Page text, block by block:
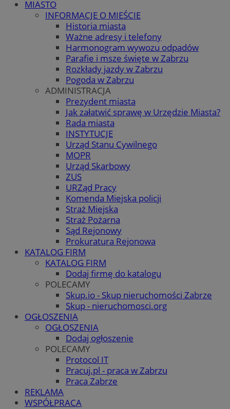
MIASTO
INFORMACJE O MIEŚCIE
Historia miasta
Ważne adresy i telefony
Harmonogram wywozu odpadów
Parafie i msze święte w Zabrzu
Rozkłady jazdy w Zabrzu
Pogoda w Zabrzu
ADMINISTRACJA
Prezydent miasta
Jak załatwić sprawę w Urzędzie Miasta?
Rada miasta
INSTYTUCJE
Urząd Stanu Cywilnego
MOPR
Urząd Skarbowy
ZUS
URZąd Pracy
Komenda Miejska policji
Straż Miejska
Straż Pożarna
Sąd Rejonowy
Prokuratura Rejonowa
KATALOG FIRM
KATALOG FIRM
Dodaj firmę do katalogu
POLECAMY
Skup.io - Skup nieruchomości Zabrze
Skup - nieruchomosci.org
OGŁOSZENIA
OGŁOSZENIA
Dodaj ogłoszenie
POLECAMY
Protocol IT
Pracuj.pl - praca w Zabrzu
Praca Zabrze
REKLAMA
WSPÓŁPRACA